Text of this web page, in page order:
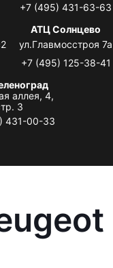
+7 (495) 431-63-63
АТЦ Солнцево
ул.Главмосстроя 7а
+7 (495) 125-38-41
аллея, 4,
3
431-00-33